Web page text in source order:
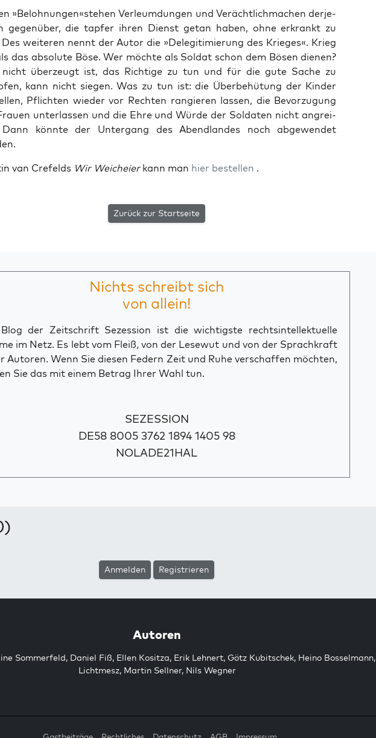
»Belohnungen«stehen Ver­leum­dun­gen und Ver­ächt­lich­ma­chen der­je­
gegen­über, die tap­fer ihren Dienst getan haben, ohne erkrankt zu
Des wei­te­ren nennt der Autor die »Dele­gi­ti­mie­rung des Krie­ges«. Krieg
das abso­lu­te Böse. Wer möch­te als Sol­dat schon dem Bösen die­nen?
über­zeugt ist, das Rich­ti­ge zu tun und für die gute Sache zu
kann nicht sie­gen. Was zu tun ist: die Über­be­hü­tung der Kin­der
Pflich­ten wie­der vor Rech­ten ran­gie­ren las­sen, die Bevor­zu­gung
unter­las­sen und die Ehre und Wür­de der Sol­da­ten nicht angrei­
könn­te der Unter­gang des Abend­lan­des noch abge­wen­det
van Cre­felds Wir Weich­ei­er kann man hier bestel­len .
Zurück zur Startseite
Nichts schreibt sich
von allein!
der Zeitschrift Sezession ist die wichtigste rechtsintellektuelle
im Netz. Es lebt vom Fleiß, von der Lesewut und von der Sprachkraft
Autoren. Wenn Sie diesen Federn Zeit und Ruhe verschaffen möchten,
Sie das mit einem Betrag Ihrer Wahl tun.
SEZESSION
DE58 8005 3762 1894 1405 98
NOLADE21HAL
Anmelden Registrieren
Autoren
Sommerfeld, Daniel Fiß, Ellen Kositza, Erik Lehnert, Götz Kubitschek, Heino Bosselmann,
Lichtmesz, Martin Sellner, Nils Wegner